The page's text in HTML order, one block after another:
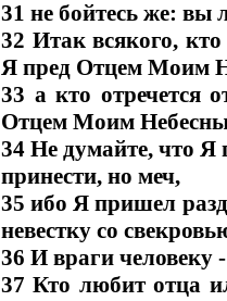
31 не бойтесь же:
32 Итак всякого,
Я пред Отцем Моим
33 а кто отречется
Отцем Моим
34 Не думайте, что
принести, но меч,
35 ибо Я пришел
невестку со
36 И враги человеку
37 Кто любит отца